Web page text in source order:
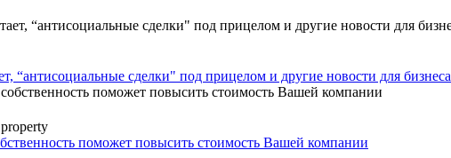
“антисоциальные сделки" под прицелом и другие новости для бизнеса
поможет повысить стоимость Вашей компании